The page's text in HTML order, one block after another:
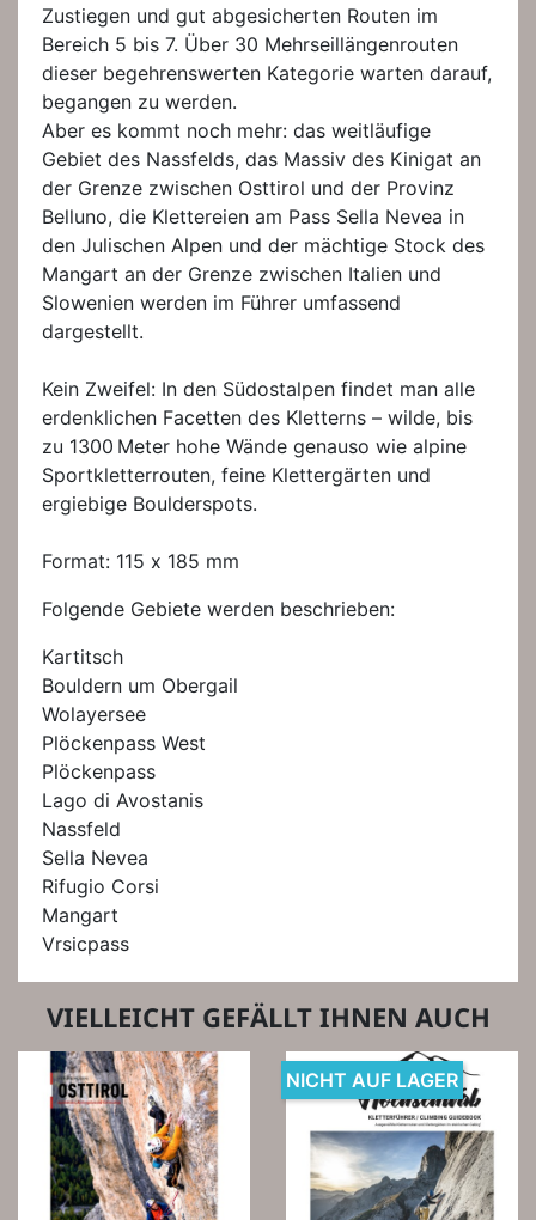
Zustiegen und gut abgesicherten Routen im
Bereich 5 bis 7. Über 30 Mehrseillängenrouten
dieser begehrenswerten Kategorie warten darauf,
begangen zu werden.
Aber es kommt noch mehr: das weitläufige
Gebiet des Nassfelds, das Massiv des Kinigat an
der Grenze zwischen Osttirol und der Provinz
Belluno, die Klettereien am Pass Sella Nevea in
den Julischen Alpen und der mächtige Stock des
Mangart an der Grenze zwischen Italien und
Slowenien werden im Führer umfassend
dargestellt.
Kein Zweifel: In den Südostalpen findet man alle
erdenklichen Facetten des Kletterns – wilde, bis
zu 1300 Meter hohe Wände genauso wie alpine
Sportkletterrouten, feine Klettergärten und
ergiebige Boulderspots.
Format: 115 x 185 mm
Folgende Gebiete werden beschrieben:
Kartitsch
Bouldern um Obergail
Wolayersee
Plöckenpass West
Plöckenpass
Lago di Avostanis
Nassfeld
Sella Nevea
Rifugio Corsi
Mangart
Vrsicpass
VIELLEICHT GEFÄLLT IHNEN AUCH
NICHT AUF LAGER